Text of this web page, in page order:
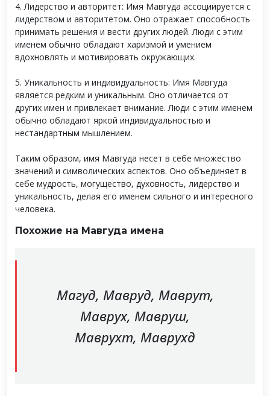
4. Лидерство и авторитет: Имя Мавгуда ассоциируется с
лидерством и авторитетом. Оно отражает способность
принимать решения и вести других людей. Люди с этим
именем обычно обладают харизмой и умением
вдохновлять и мотивировать окружающих.
5. Уникальность и индивидуальность: Имя Мавгуда
является редким и уникальным. Оно отличается от
других имен и привлекает внимание. Люди с этим именем
обычно обладают яркой индивидуальностью и
нестандартным мышлением.
Таким образом, имя Мавгуда несет в себе множество
значений и символических аспектов. Оно объединяет в
себе мудрость, могущество, духовность, лидерство и
уникальность, делая его именем сильного и интересного
человека.
Похожие на Мавгуда имена
Магуд, Мавруд, Маврут,
Маврух, Мавруш,
Маврухт, Маврухд